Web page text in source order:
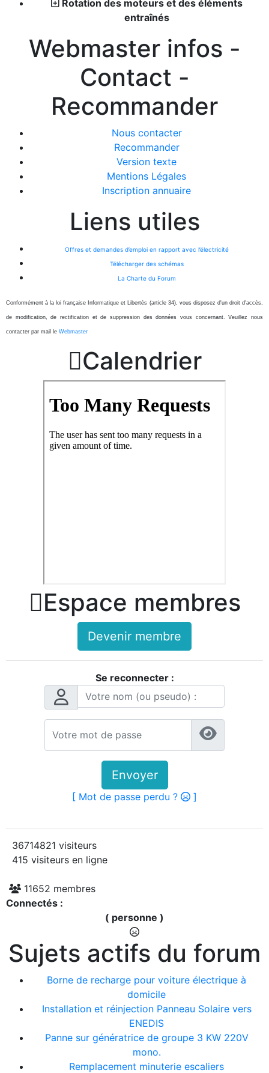
Rotation des moteurs et des éléments
entraînés
Webmaster infos -
Contact -
Recommander
Nous contacter
Recommander
Version texte
Mentions Légales
Inscription annuaire
Liens utiles
Offres et demandes d’emploi en rapport avec l’électricité
Télécharger des schémas
La Charte du Forum
Conformément à la loi française Informatique et Libertés (article 34), vous disposez d'un droit d'accès,
de modification, de rectification et de suppression des données vous concernant. Veuillez nous
contacter par mail le Webmaster
Calendrier
Espace membres
Devenir membre
Se reconnecter :
Envoyer
[ Mot de passe perdu ? ]
36714821 visiteurs
415 visiteurs en ligne
11652 membres
Connectés :
( personne )
Sujets actifs du forum
Borne de recharge pour voiture électrique à
domicile
Installation et réinjection Panneau Solaire vers
ENEDIS
Panne sur génératrice de groupe 3 KW 220V
mono.
Remplacement minuterie escaliers